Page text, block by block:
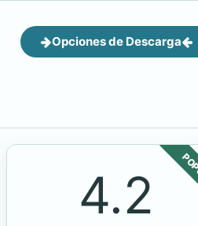
Opciones de Descarga
4.2